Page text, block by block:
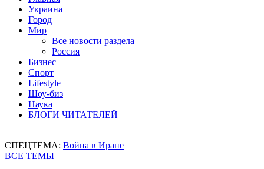
Украина
Город
Мир
Все новости раздела
Россия
Бизнес
Спорт
Lifestyle
Шоу-биз
Наука
БЛОГИ ЧИТАТЕЛЕЙ
СПЕЦТЕМА: Война в Иране
ВСЕ ТЕМЫ